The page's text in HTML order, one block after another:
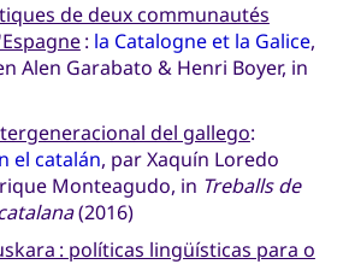
de deux communautés
: la Catalogne et la Galice,
Alen Garabato & Henri Boyer, in
del gallego:
el catalán, par Xaquín Loredo
Monteagudo, in Treballs de
(2016)
: políticas lingüísticas para o